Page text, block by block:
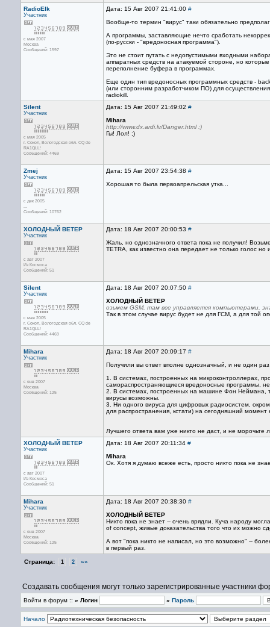
RadioElk
Участник
с мая 2007
Москва
Сообщений: 1597
Дата: 15 Авг 2007 21:41:00 #
Вообще-то термин "вирус" таки обязательно
А программы, заставляющие нечто сработать
(по-русски - "вредоносная программа").
Это не стоит путать с недопустимыми входными
аппаратных средств на атакуемой стороне, но
переполнение буфера в программах.
Еще один тип вредоносных программных средств -
(или сторонним разработчиком ПО) для
radiokill.
Silent
Участник
с мая 2005
г. Сокол, Вологодская обл. CQ de
RA1QLL!
Сообщений: 4469
Дата: 15 Авг 2007 21:49:02 #
Mihara
http://www.dx.ardi.lv/Danger.html :)
Гы! Лол! ;)
Zmej
Участник
с дек 2005
...
Сообщений: 10762
Дата: 15 Авг 2007 23:54:38 #
Хорошая то была первоапрельская утка...
ХОЛОДНЫЙ ВЕТЕР
Участник
с авг 2007
Из Космоса
Сообщений: 51
Дата: 18 Авг 2007 20:00:53 #
Жаль, но однозначного ответа пока не получил!
TETRA, как известно она передает не только голос
Silent
Участник
с мая 2005
г. Сокол, Вологодская обл. CQ de
RA1QLL!
Сообщений: 4469
Дата: 18 Авг 2007 20:07:50 #
ХОЛОДНЫЙ ВЕТЕР
озьмем GSM, там все управляется компьютерами,
Так в этом случае вирус будет не для ГСМ, а для той
Mihara
Участник
с янв 2007
Москва
Сообщений: 125
Дата: 18 Авг 2007 20:09:17 #
Получили вы ответ вполне однозначный, и не один
1. В системах, построенных на микроконтроллерах,
самораспространяющиеся вредоносные программы,
2. В системах, построенных на машине Фон Неймана,
вирусы возможны.
3. Ни одного вируса для цифровых радиосистем,
для распространения, кстати) на сегодняшний момент
Лучшего ответа вам уже никто не даст, и не морочьте
ХОЛОДНЫЙ ВЕТЕР
Участник
с авг 2007
Из Космоса
Сообщений: 51
Дата: 18 Авг 2007 20:11:34 #
Mihara
Ок. Хотя я думаю всеже есть, просто никто пока не
Mihara
Участник
с янв 2007
Москва
Сообщений: 125
Дата: 18 Авг 2007 20:38:30 #
ХОЛОДНЫЙ ВЕТЕР
Никто пока не знает -- очень врядли. Куча народу
of concept, живые доказательства того что их можно
А вот "пока никто не написал, но это возможно" --
в первый раз.
Страница: 1 2 »»
Создавать сообщения могут только зарегистрированные участники
Войти в форум :: » Логин » Пароль
Начало